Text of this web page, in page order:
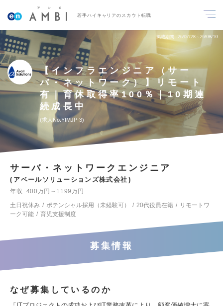
若手ハイキャリアのスカウト転職
掲載期間 26/07/28～26/08/10
【インフラエンジニア（サー
バ・ネットワーク）】リモート
有｜育休取得率100％｜10期連
続成長中
求人No.YIMJP-3
サーバ・ネットワークエンジニア
アベールソリューションズ株式会社
年収
400万円～1199万円
土日祝休み
ポテンシャル採用（未経験可） 20代役員在籍
リモートワ
ーク可能
育児支援制度
募集情報
なぜ募集しているのか